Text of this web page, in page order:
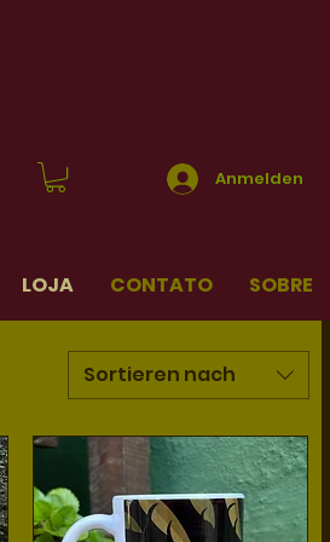
Anmelden
LOJA CONTATO SOBRE
Sortieren nach